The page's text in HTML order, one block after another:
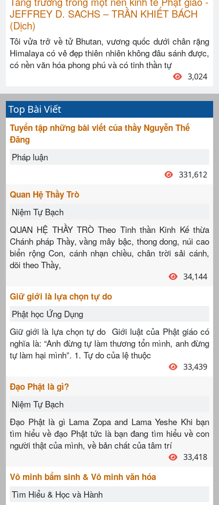
JEFFREY D. SACHS – TRẦN KHIẾT BÁCH
(Dịch)
Tôi vửa trở về tử Bhutan, vương quốc dưới chân rặng
Himalaya có vẻ đẹp thiên nhiên không đâu sánh được,
có nền văn hóa phong phú và có tinh thần tự
3,024
Top Bài Viết
Tuyển tập những bài viết của thầy Nguyễn Thế
Đăng
Pháp luận
331,612
Quan Hệ Thầy Trò
Niệm Tự Bạch
QUAN HỆ THẦY TRÒ Theo Tinh thần Kinh Kế thừa
Chánh pháp Thầy, vầng mây bậc, thong dong, núi cao
biển rộng Con, cánh nhạn chiều, chân trời sải cánh,
dõi theo Thầy,
34,144
Giữ giới là lựa chọn tự do
Phật học Ứng Dụng
Giữ giới là lựa chọn tự do Giới luật của Phật giáo có
nghĩa là: “Anh đừng tự làm thương tổn mình, anh đừng
tự làm hại mình”. 1. Tự do của lệ thuộc
33,439
Đạo Phật là gì?
Niệm Tự Bạch
Đạo Phật là gì Lama Zopa and Lama Yeshe Khi bạn
tìm hiểu về đạo Phật tức là bạn đang tìm hiểu về con
người thật của mình, về bản chất của tâm trí
33,418
Vô minh bẩm sinh & Vô minh văn hóa
Tìm Hiểu & Học và Hành